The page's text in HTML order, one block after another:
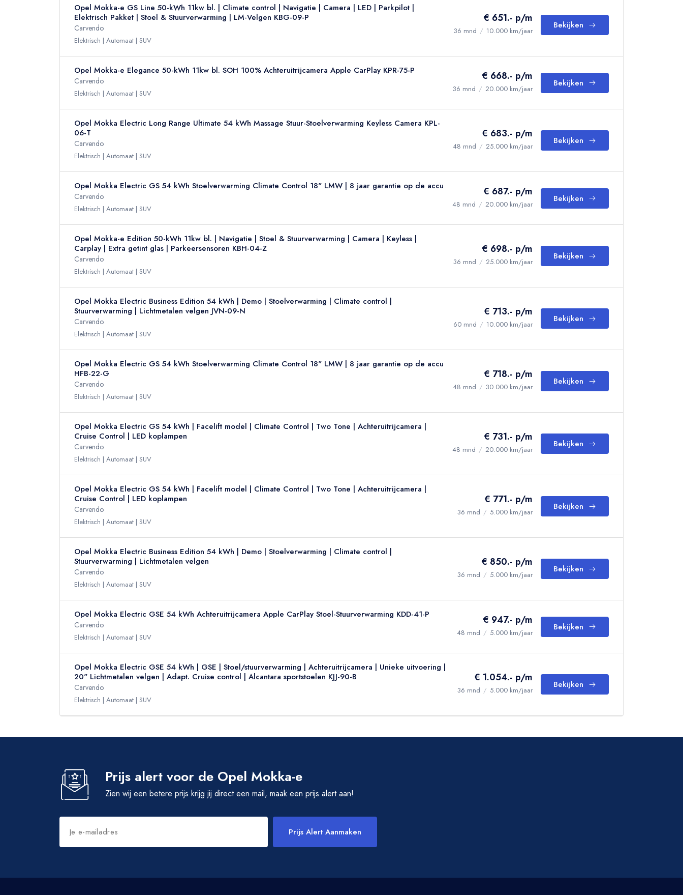
Opel Mokka-e GS Line 50-kWh 11kw bl. | Climate control | Navigatie | Camera | LED | Parkpilot |
Elektrisch Pakket | Stoel & Stuurverwarming | LM-Velgen KBG-09-P
Carvendo
Elektrisch Automaat SUV
€ 651.- p/m
36 mnd / 10.000 km/jaar
Bekijken
Opel Mokka-e Elegance 50-kWh 11kw bl. SOH 100% Achteruitrijcamera Apple CarPlay KPR-75-P
Carvendo
Elektrisch Automaat SUV
€ 668.- p/m
36 mnd / 20.000 km/jaar
Bekijken
Opel Mokka Electric Long Range Ultimate 54 kWh Massage Stuur-Stoelverwarming Keyless Camera KPL-
06-T
Carvendo
Elektrisch Automaat SUV
€ 683.- p/m
48 mnd / 25.000 km/jaar
Bekijken
Opel Mokka Electric GS 54 kWh Stoelverwarming Climate Control 18" LMW | 8 jaar garantie op de accu
Carvendo
Elektrisch Automaat SUV
€ 687.- p/m
48 mnd / 20.000 km/jaar
Bekijken
Opel Mokka-e Edition 50-kWh 11kw bl. | Navigatie | Stoel & Stuurverwarming | Camera | Keyless |
Carplay | Extra getint glas | Parkeersensoren KBH-04-Z
Carvendo
Elektrisch Automaat SUV
€ 698.- p/m
36 mnd / 25.000 km/jaar
Bekijken
Opel Mokka Electric Business Edition 54 kWh | Demo | Stoelverwarming | Climate control |
Stuurverwarming | Lichtmetalen velgen JVN-09-N
Carvendo
Elektrisch Automaat SUV
€ 713.- p/m
60 mnd / 10.000 km/jaar
Bekijken
Opel Mokka Electric GS 54 kWh Stoelverwarming Climate Control 18" LMW | 8 jaar garantie op de accu
HFB-22-G
Carvendo
Elektrisch Automaat SUV
€ 718.- p/m
48 mnd / 30.000 km/jaar
Bekijken
Opel Mokka Electric GS 54 kWh | Facelift model | Climate Control | Two Tone | Achteruitrijcamera |
Cruise Control | LED koplampen
Carvendo
Elektrisch Automaat SUV
€ 731.- p/m
48 mnd / 20.000 km/jaar
Bekijken
Opel Mokka Electric GS 54 kWh | Facelift model | Climate Control | Two Tone | Achteruitrijcamera |
Cruise Control | LED koplampen
Carvendo
Elektrisch Automaat SUV
€ 771.- p/m
36 mnd / 5.000 km/jaar
Bekijken
Opel Mokka Electric Business Edition 54 kWh | Demo | Stoelverwarming | Climate control |
Stuurverwarming | Lichtmetalen velgen
Carvendo
Elektrisch Automaat SUV
€ 850.- p/m
36 mnd / 5.000 km/jaar
Bekijken
Opel Mokka Electric GSE 54 kWh Achteruitrijcamera Apple CarPlay Stoel-Stuurverwarming KDD-41-P
Carvendo
Elektrisch Automaat SUV
€ 947.- p/m
48 mnd / 5.000 km/jaar
Bekijken
Opel Mokka Electric GSE 54 kWh | GSE | Stoel/stuurverwarming | Achteruitrijcamera | Unieke uitvoering |
20" Lichtmetalen velgen | Adapt. Cruise control | Alcantara sportstoelen KJJ-90-B
Carvendo
Elektrisch Automaat SUV
€ 1.054.- p/m
36 mnd / 5.000 km/jaar
Bekijken
Prijs alert voor de Opel Mokka-e
Zien wij een betere prijs krijg jij direct een mail, maak een prijs alert aan!
Prijs Alert Aanmaken